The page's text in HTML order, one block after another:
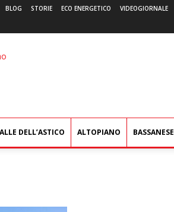
BLOG STORIE ECO ENERGETICO VIDEOGIORNALE
DELL’ASTICO ALTOPIANO BASSANESE